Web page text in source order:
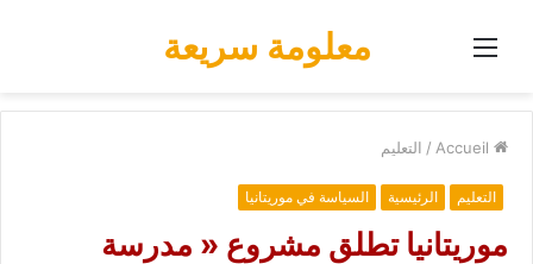
Menu معلومة سريعة
/ التعليم
التعليم الرئيسية السياسة في موريتانيا
موريتانيا تطلق مشروع « مدرسة